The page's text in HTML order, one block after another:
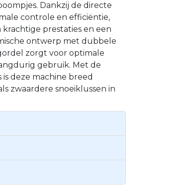
Dankzij de directe
controle en efficiëntie,
prestaties en een
ontwerp met dubbele
zorgt voor optimale
gebruik. Met de
deze machine breed
zwaardere snoeiklussen in